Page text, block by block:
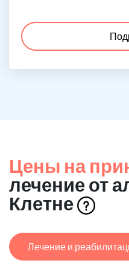
Цены на
лечение от
Клетне
Лечение и